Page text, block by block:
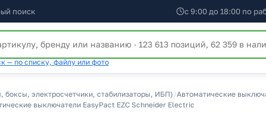
поиск с 9:00 до 18:00 по
— по списку, файлу или фото
электросчетчики, стабилизаторы, ИБП) /Автоматические
выключатели EasyPact EZC Schneider Electric